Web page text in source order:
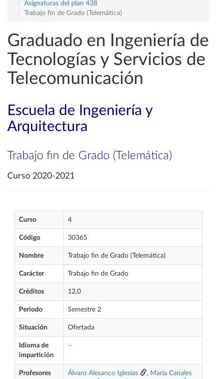
Asignaturas del plan 438
Trabajo fin de Grado (Telemática)
Graduado en Ingeniería de
Tecnologías y Servicios de
Telecomunicación
Escuela de Ingeniería y
Arquitectura
Trabajo fin de Grado (Telemática)
Curso 2020-2021
Curso 4
Código 30365
Nombre Trabajo fin de Grado (Telemática)
Carácter Trabajo fin de Grado
Créditos 12,0
Periodo Semestre 2
Situación Ofertada
Idioma de
impartición
—
Profesores Álvaro Alesanco Iglesias , María Canales